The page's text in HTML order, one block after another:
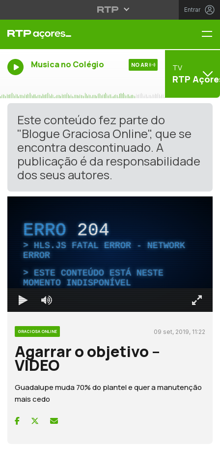
Entrar
Musica no Colégio NO AR TV
RTP
Este conteúdo fez parte do
"Blogue Graciosa Online", que se
encontra descontinuado. A
publicação é da responsabilidade
dos seus autores.
ERRO204
HLS.JS FATAL ERROR - NETWORK
ERROR
ESTE CONTEÚDO ESTÁ NESTE
MOMENTO INDISPONÍVEL
GRACIOSA ONLINE 09 set, 2019, 11:22
Agarrar o objetivo –
VÍDEO
Guadalupe muda 70% do plantel e quer a manutenção
mais cedo